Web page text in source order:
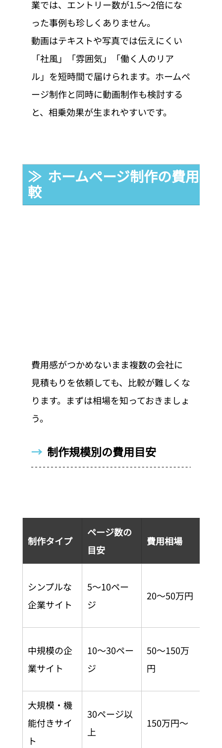
業では、エントリー数が1.5〜2倍にな
った事例も珍しくありません。
動画はテキストや写真では伝えにくい
「社風」「雰囲気」「働く人のリア
ル」を短時間で届けられます。ホームペ
ージ制作と同時に動画制作も検討する
と、相乗効果が生まれやすいです。
≫  ホームページ制作の費用相
較
費用感がつかめないまま複数の会社に
見積もりを依頼しても、比較が難しくな
ります。まずは相場を知っておきましょ
う。
→ 制作規模別の費用目安
制作タイプ
ページ数の
目安
費用相場
シンプルな
企業サイト
5〜10ペー
ジ
20〜50万円
中規模の企
業サイト
10〜30ペー
ジ
50〜150万
円
大規模・機
能付きサイ
ト
30ページ以
上
150万円〜